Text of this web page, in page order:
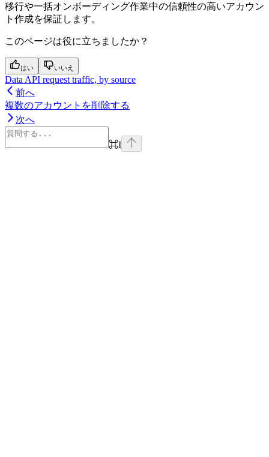
移行や一括オンボーディング作業中の信頼性の高いアカウン
ト作成を保証します。
このページは役に立ちましたか？
はい いいえ
Data API request traffic, by source
前へ
複数のアカウントを削除する
次へ
⌘I